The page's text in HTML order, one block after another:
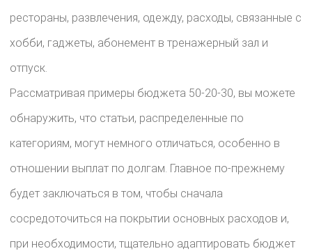
рестораны, развлечения, одежду, расходы, связанные с
хобби, гаджеты, абонемент в тренажерный зал и
отпуск.
Рассматривая примеры бюджета 50-20-30, вы можете
обнаружить, что статьи, распределенные по
категориям, могут немного отличаться, особенно в
отношении выплат по долгам. Главное по-прежнему
будет заключаться в том, чтобы сначала
сосредоточиться на покрытии основных расходов и,
при необходимости, тщательно адаптировать бюджет